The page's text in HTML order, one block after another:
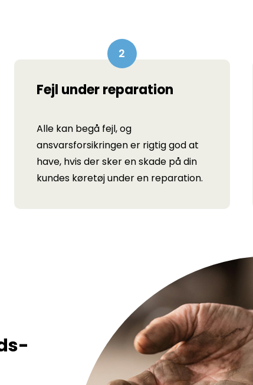
Fejl under reparation
Alle kan begå fejl, og
ansvarsforsikringen er rigtig god at
have, hvis der sker en skade på din
kundes køretøj under en reparation.